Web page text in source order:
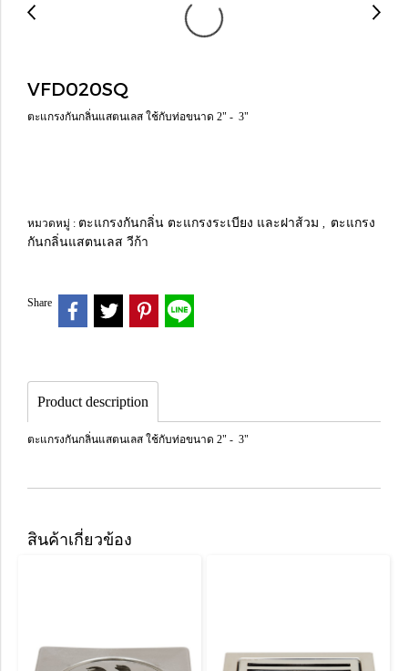
VFD020SQ
ตะแกรงกันกลิ่นแสตนเลส ใช้กับท่อขนาด 2" - 3"
หมวดหมู่ : ตะแกรงกันกลิ่น ตะแกรงระเบียง และฝาส้วม , ตะแกรง
กันกลิ่นแสตนเลส วีก้า
Share
Product description
ตะแกรงกันกลิ่นแสตนเลส ใช้กับท่อขนาด 2" - 3"
สินค้าเกี่ยวข้อง